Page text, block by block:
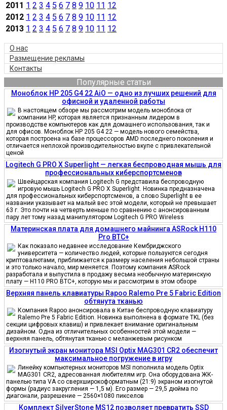
2011 1 2 3 4 5 6 7 8 9 10 11 12
2012 1 2 3 4 5 6 7 8 9 10 11 12
2013 1 2 3 4 5 6 7 8 9 10 11 12
О нас
Размещение рекламы
Контакты
Популярные статьи
Моноблок HP 205 G4 22 AiO — одно из лучших решений для
офисной и удаленной работы
В настоящем обзоре мы рассмотрим модель моноблока от
компании HP, которая является признанным лидером в
производстве компьютеров как для домашнего использования, так и
для офисов. Моноблок HP 205 G4 22 — модель нового семейства,
которая построена на базе процессоров AMD последнего поколения и
отличается неплохой производительностью вкупе с привлекательной
ценой
Logitech G PRO X Superlight — легкая беспроводная мышь для
профессиональных киберспортсменов
Швейцарская компания Logitech G представила беспроводную
игровую мышь Logitech G PRO X Superlight. Новинка предназначена
для профессиональных киберспортсменов, а слово Superlight в ее
названии указывает на малый вес этой модели, который не превышает
63 г. Это почти на четверть меньше по сравнению с анонсированным
пару лет тому назад манипулятором Logitech G PRO Wireless
Материнская плата для домашнего майнинга ASRock H110
Pro BTC+
Как показало недавнее исследование Кембриджского
университета — количество людей, которые пользуются сегодня
криптовалютами, приближается к размеру населения небольшой страны
и это только начало, мир меняется. Поэтому компания ASRock
разработала и выпустила в продажу весьма необычную материнскую
плату — H110 PRO BTC+, которую мы и рассмотрим в этом обзоре
Верхняя панель клавиатуры Rapoo Ralemo Pre 5 Fabric Edition
обтянута тканью
Компания Rapoo анонсировала в Китае беспроводную клавиатуру
Ralemo Pre 5 Fabric Edition. Новинка выполнена в формате TKL (без
секции цифровых клавиш) и привлекает внимание оригинальным
дизайном. Одна из отличительных особенностей этой модели —
верхняя панель, обтянутая тканью с меланжевым рисунком
Изогнутый экран монитора MSI Optix MAG301 CR2 обеспечит
максимальное погружение в игру
Линейку компьютерных мониторов MSI пополнила модель Optix
MAG301 CR2, адресованная любителям игр. Она оборудована ЖК-
панелью типа VA со сверхширокоформатным (21:9) экраном изогнутой
формы (радиус закругления — 1,5 м). Его размер — 29,5 дюйма по
диагонали, разрешение — 2560×1080 пикселов
Комплект SilverStone MS12 позволяет превратить SSD